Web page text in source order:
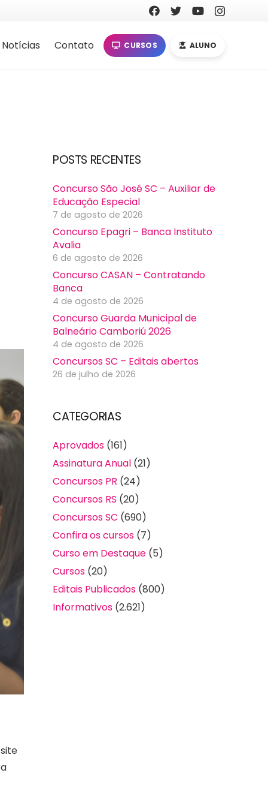
Notícias Contato CURSOS ALUNO
POSTS RECENTES
Concurso São José SC – Auxiliar de
Educação Especial
7 de agosto de 2026
Concurso Epagri – Banca Instituto
Avalia
6 de agosto de 2026
Concurso CASAN – Contratando
Banca
4 de agosto de 2026
Concurso Guarda Municipal de
Balneário Camboriú 2026
4 de agosto de 2026
Concursos SC – Editais abertos
26 de julho de 2026
CATEGORIAS
Aprovados (161)
Assinatura Anual (21)
Concursos PR (24)
Concursos RS (20)
Concursos SC (690)
Confira os cursos (7)
Curso em Destaque (5)
Cursos (20)
Editais Publicados (800)
Informativos (2.621)